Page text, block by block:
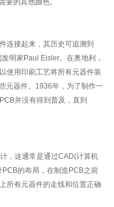
要的其他颜色。
连接起来，其历史可追溯到
明家Paul Eisler。在奥地利，
使用印刷工艺将所有元器件装
元器件。1936年，为了制作一
并没有得到普及，直到
，这通常是通过CAD(计算机
的布局，在制造PCB之前
所有元器件的走线和位置正确